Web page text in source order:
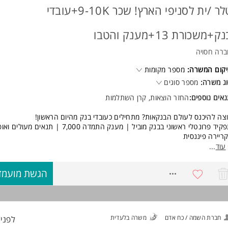
טלר /ית לסניפי הארץ! שכר 9-10K+עובדי
13+מענק והטבו
חסויה
המשרה: מספר מקומות
משרה: מספר סוגים
נוספים:החזר הוצאות, קרן השתלמות
להיכנס לעולם הבנקאות? מתחילים כעובדי בנק מהיום הראשון!
תפקיד פרונטלי ראשוני בבנק מוביל | מענק התמדה 7,000 | תנאים
פיננסית
בנק מוביל מגייס טלרים/ות לסניפים - תפקיד שירותי, דינמי ומקצועי עם הכשרה
והשתלבות כעובדי בנק מהיום הראשון.
ביהוד קיים תקן של טלר לימי שישי באופן קבוע***
בתפקיד?
עוד...
הגשת
חברת השמה / כח אדם משרה בלעדית לפני 6 שעות